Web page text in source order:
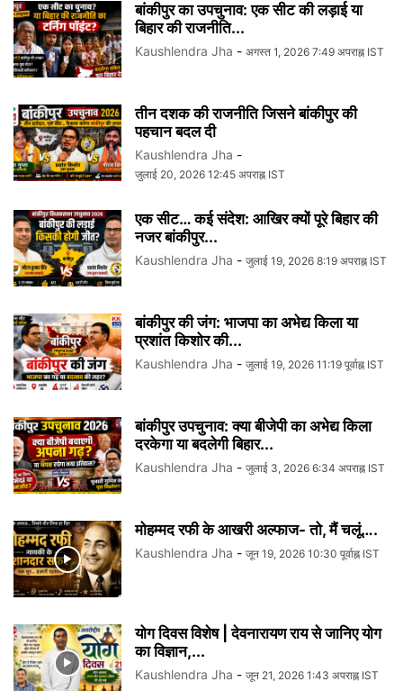
बांकीपुर का उपचुनाव: एक सीट की लड़ाई या
बिहार की राजनीति...
Kaushlendra Jha - अगस्त 1, 2026 7:49 अपराह्न IST
तीन दशक की राजनीति जिसने बांकीपुर की
पहचान बदल दी
Kaushlendra Jha -
जुलाई 20, 2026 12:45 अपराह्न IST
एक सीट… कई संदेश: आखिर क्यों पूरे बिहार की
नजर बांकीपुर...
Kaushlendra Jha - जुलाई 19, 2026 8:19 अपराह्न IST
बांकीपुर की जंग: भाजपा का अभेद्य किला या
प्रशांत किशोर की...
Kaushlendra Jha - जुलाई 19, 2026 11:19 पूर्वाह्न IST
बांकीपुर उपचुनाव: क्या बीजेपी का अभेद्य किला
दरकेगा या बदलेगी बिहार...
Kaushlendra Jha - जुलाई 3, 2026 6:34 अपराह्न IST
मोहम्मद रफी के आखरी अल्फाज- तो, मैं चलूं….
Kaushlendra Jha - जून 19, 2026 10:30 पूर्वाह्न IST
योग दिवस विशेष | देवनारायण राय से जानिए योग
का विज्ञान,...
Kaushlendra Jha - जून 21, 2026 1:43 अपराह्न IST